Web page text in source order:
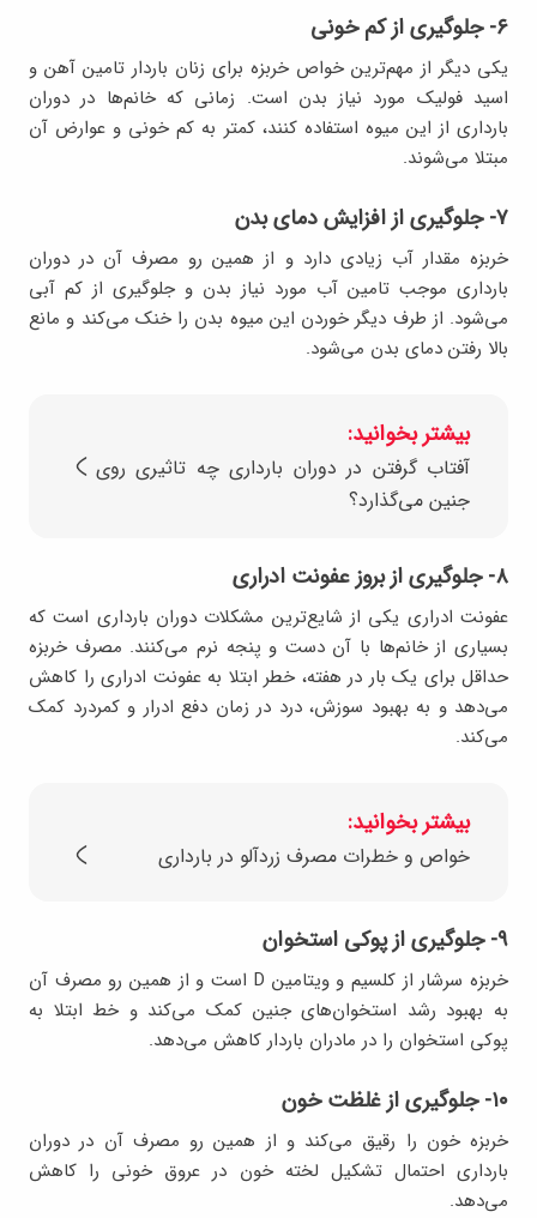
۶- جلوگیری از کم خونی
یکی دیگر از مهم‌ترین خواص خربزه برای زنان باردار تامین آهن و
اسید فولیک مورد نیاز بدن است. زمانی که خانم‌ها در دوران
بارداری از این میوه استفاده کنند، کمتر به کم خونی و عوارض آن
مبتلا می‌شوند.
۷- جلوگیری از افزایش دمای بدن
خربزه مقدار آب زیادی دارد و از همین رو مصرف آن در دوران
بارداری موجب تامین آب مورد نیاز بدن و جلوگیری از کم آبی
می‌شود. از طرف دیگر خوردن این میوه بدن را خنک می‌کند و مانع
بالا رفتن دمای بدن می‌شود.
بیشتر بخوانید:
آفتاب گرفتن در دوران بارداری چه تاثیری روی
جنین می‌گذارد؟
۸- جلوگیری از بروز عفونت ادراری
عفونت ادراری یکی از شایع‌ترین مشکلات دوران بارداری است که
بسیاری از خانم‌ها با آن دست و پنجه نرم می‌کنند. مصرف خربزه
حداقل برای یک بار در هفته، خطر ابتلا به عفونت ادراری را کاهش
می‌دهد و به بهبود سوزش، درد در زمان دفع ادرار و کمردرد کمک
می‌کند.
بیشتر بخوانید:
خواص و خطرات مصرف زردآلو در بارداری
۹- جلوگیری از پوکی استخوان
خربزه سرشار از کلسیم و ویتامین D است و از همین رو مصرف آن
به بهبود رشد استخوان‌های جنین کمک می‌کند و خط ابتلا به
پوکی استخوان را در مادران باردار کاهش می‌دهد.
۱۰- جلوگیری از غلظت خون
خربزه خون را رقیق می‌کند و از همین رو مصرف آن در دوران
بارداری احتمال تشکیل لخته خون در عروق خونی را کاهش
می‌دهد.